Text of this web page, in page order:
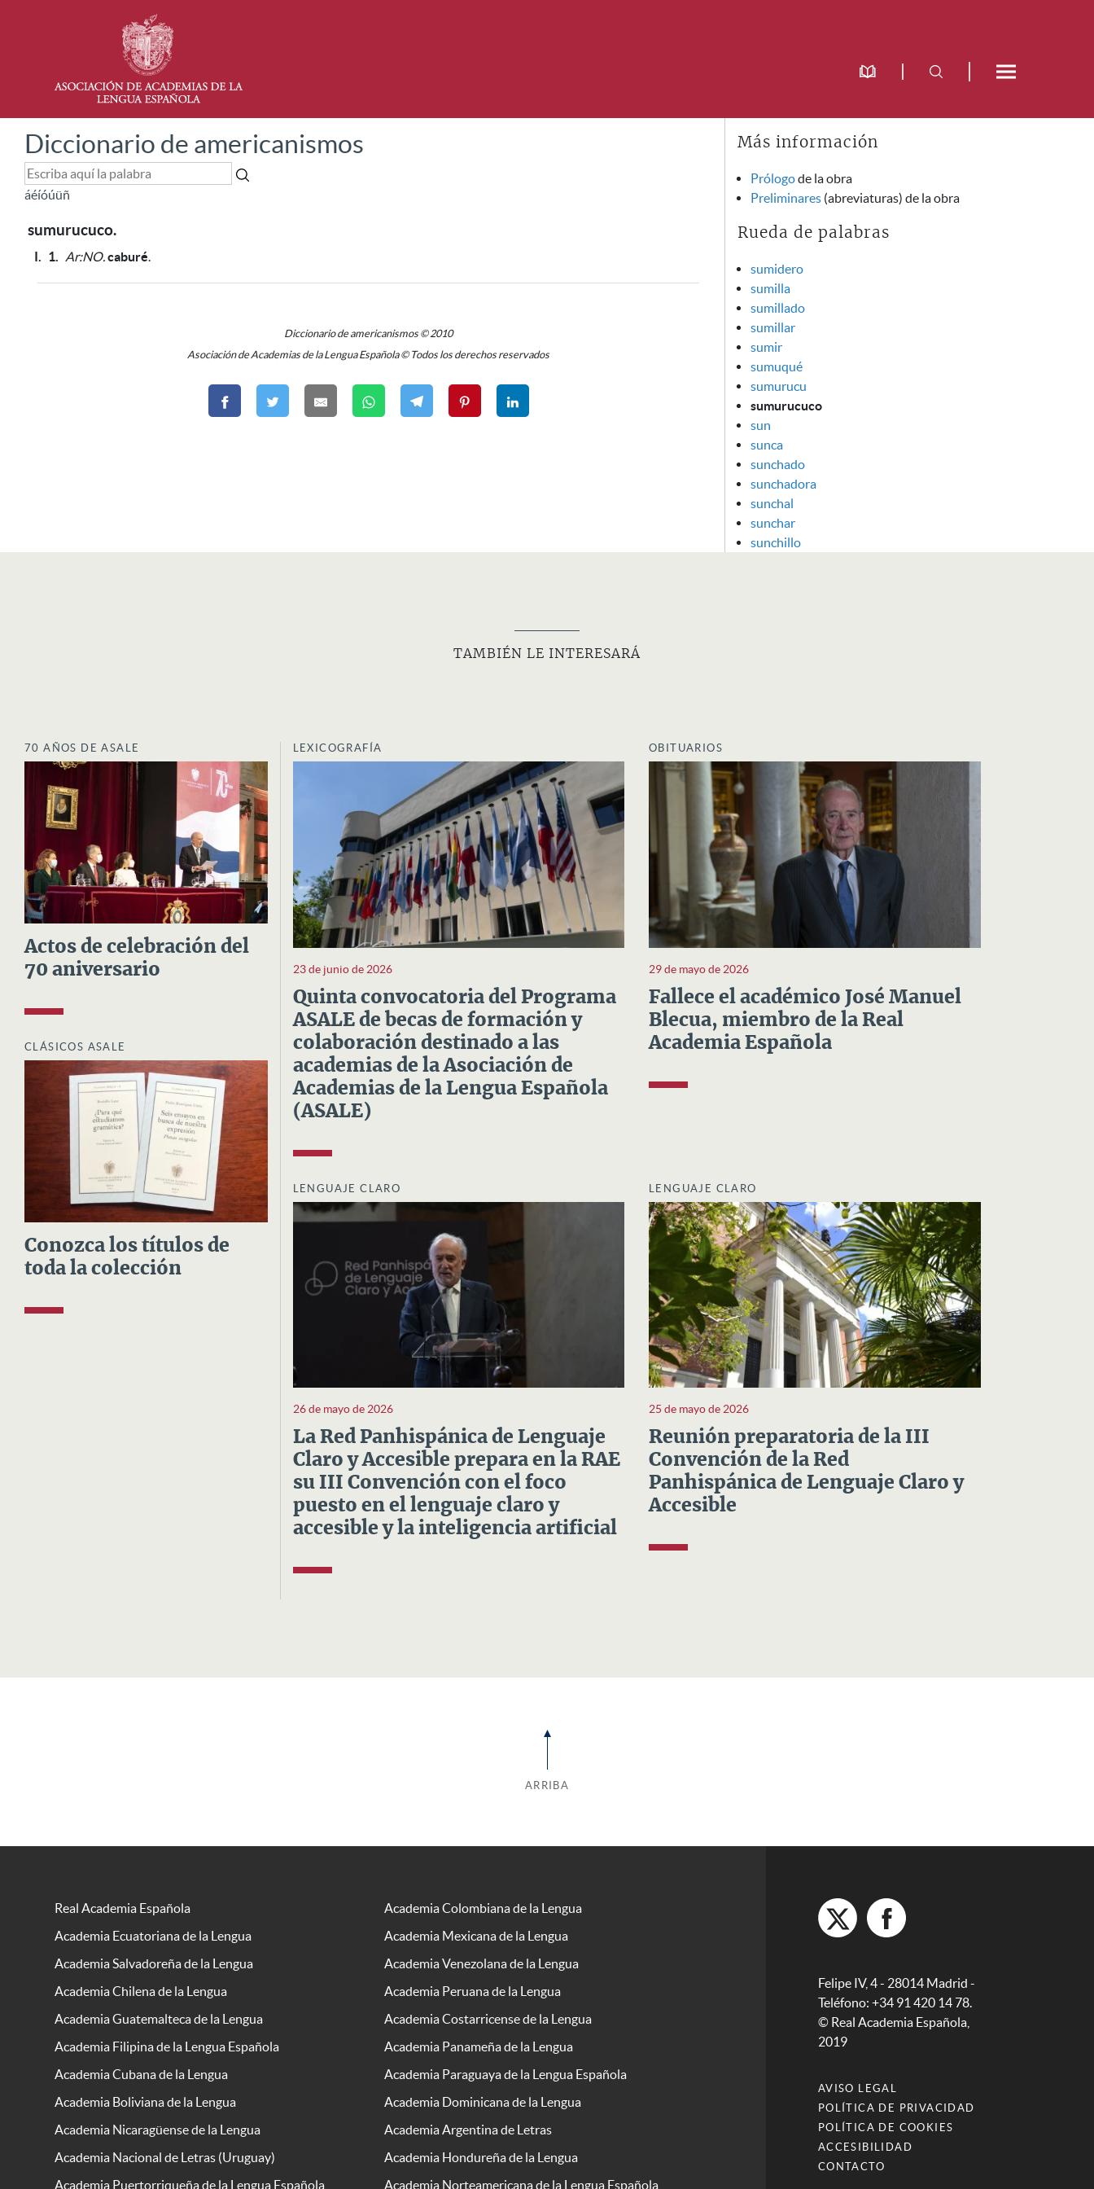
Diccionario de americanismos
áéíóúüñ
sumurucuco.
I. 1. Ar:NO.caburé.
Diccionario de americanismos © 2010
Asociación de Academias de la Lengua Española © Todos los derechos reservados
Más información
Prólogode la obra
Preliminares (abreviaturas) de la obra
Rueda de palabras
sumidero
sumilla
sumillado
sumillar
sumir
sumuqué
sumurucu
sumurucuco
sun
sunca
sunchado
sunchadora
sunchal
sunchar
sunchillo
TAMBIÉN LE INTERESARÁ
70 AÑOS DE ASALE
Actos de celebración del
70 aniversario
CLÁSICOS ASALE
Conozca los títulos de
toda la colección
LEXICOGRAFÍA
23 de junio de 2026
Quinta convocatoria del Programa
ASALE de becas de formación y
colaboración destinado a las
academias de la Asociación de
Academias de la Lengua Española
(ASALE)
OBITUARIOS
29 de mayo de 2026
Fallece el académico José Manuel
Blecua, miembro de la Real
Academia Española
LENGUAJE CLARO
26 de mayo de 2026
La Red Panhispánica de Lenguaje
Claro y Accesible prepara en la RAE
su III Convención con el foco
puesto en el lenguaje claro y
accesible y la inteligencia artificial
LENGUAJE CLARO
25 de mayo de 2026
Reunión preparatoria de la III
Convención de la Red
Panhispánica de Lenguaje Claro y
Accesible
ARRIBA
Real Academia Española
Academia Colombiana de la Lengua
Academia Ecuatoriana de la Lengua
Academia Mexicana de la Lengua
Academia Salvadoreña de la Lengua
Academia Venezolana de la Lengua
Academia Chilena de la Lengua
Academia Peruana de la Lengua
Academia Guatemalteca de la Lengua
Academia Costarricense de la Lengua
Academia Filipina de la Lengua Española
Academia Panameña de la Lengua
Academia Cubana de la Lengua
Academia Paraguaya de la Lengua Española
Academia Boliviana de la Lengua
Academia Dominicana de la Lengua
Academia Nicaragüense de la Lengua
Academia Argentina de Letras
Academia Nacional de Letras (Uruguay)
Academia Hondureña de la Lengua
Academia Puertorriqueña de la Lengua Española
Academia Norteamericana de la Lengua Española
Felipe IV, 4 - 28014 Madrid -
Teléfono: +34 91 420 14 78.
© Real Academia Española,
2019
AVISO LEGAL
POLÍTICA DE PRIVACIDAD
POLÍTICA DE COOKIES
ACCESIBILIDAD
CONTACTO